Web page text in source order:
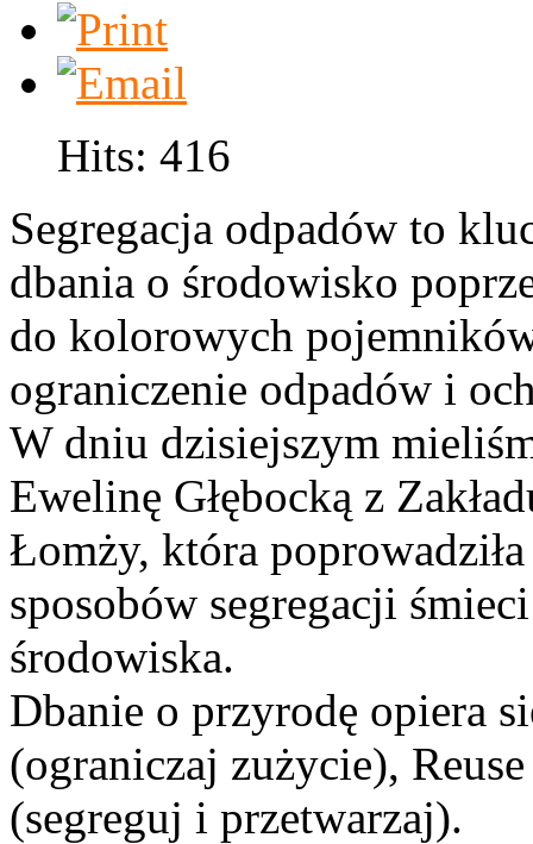
Hits: 416
Segregacja odpadów to
dbania o środowisko
do kolorowych
ograniczenie odpadów i
W dniu dzisiejszym
Ewelinę Głębocką z
Łomży, która
sposobów segregacji
środowiska.
Dbanie o przyrodę opiera
(ograniczaj zużycie),
(segreguj i przetwarzaj).